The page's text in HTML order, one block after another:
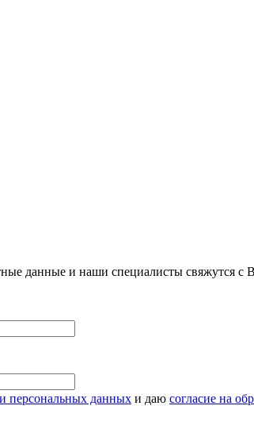
данные и наши специалисты свяжутся
персональных данных и даю согласие на